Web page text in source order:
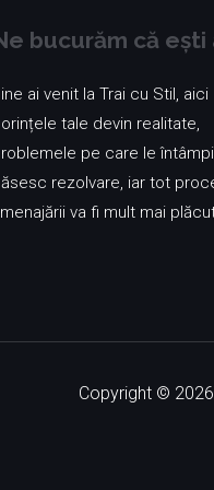
bucurăm că ești
ai venit la Trai cu Stil, aici
tale devin realitate,
pe care le
rezolvare, iar tot
va fi mult mai
Copyright ©